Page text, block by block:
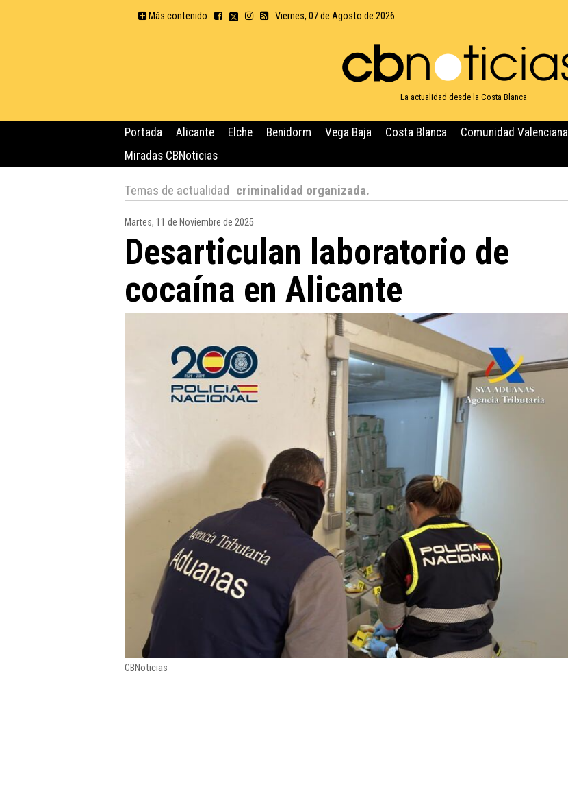
Más contenido Viernes, 07 de Agosto de 2026
La actualidad desde la Costa Blanca
Portada Alicante Elche Benidorm Vega Baja Costa Blanca Comunidad Valenciana
Miradas CBNoticias
Temas de actualidad criminalidad organizada.
Martes, 11 de Noviembre de 2025
Desarticulan laboratorio de
cocaína en Alicante
CBNoticias